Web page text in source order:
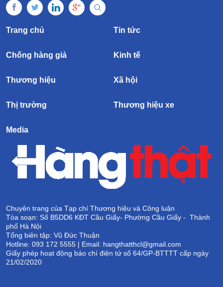
Trang chủ Tin tức
Chống hàng giả Kinh tế
Thương hiệu Xã hội
Thị trường Thương hiệu xe
Media
Chuyên trang của Tạp chí Thương hiệu và Công luận
Tòa soạn: Số B5DD6 KĐT Cầu Giấy- Phường Cầu Giấy - Thành
phố Hà Nội
Tổng biên tập: Vũ Đức Thuận
Hotline: 093 172 5555 | Email: hangthatthcl@gmail.com
Giấy phép hoạt động báo chí điện tử số 64/GP-BTTTT cấp ngày
21/02/2020